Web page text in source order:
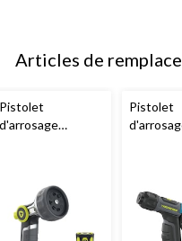
Articles de
Pistolet
d'arrosage
‌Pistolet
buse